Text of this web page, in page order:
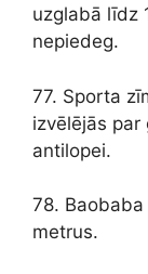
uzglabā līdz
nepiedeg.
77. Sporta
izvēlējās
antilopei.
78.
metrus.